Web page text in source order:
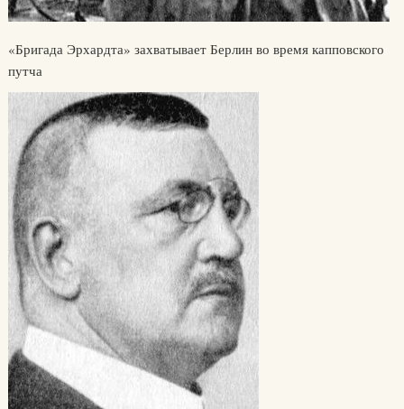
«Бригада Эрхардта» захватывает Берлин во время капповского
путча